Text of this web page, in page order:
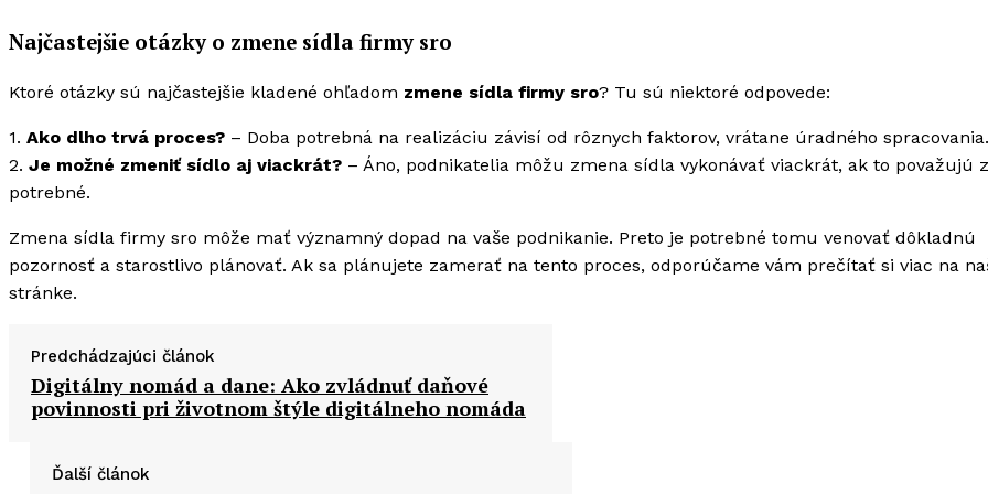
Najčastejšie otázky o zmene sídla firmy sro
Ktoré otázky sú najčastejšie kladené ohľadom zmene sídla firmy sro? Tu sú niektoré odpovede:
1. Ako dlho trvá proces? – Doba potrebná na realizáciu závisí od rôznych faktorov, vrátane úradného spracovania.
2. Je možné zmeniť sídlo aj viackrát? – Áno, podnikatelia môžu zmena sídla vykonávať viackrát, ak to považujú
potrebné.
Zmena sídla firmy sro môže mať významný dopad na vaše podnikanie. Preto je potrebné tomu venovať dôkladnú
pozornosť a starostlivo plánovať. Ak sa plánujete zamerať na tento proces, odporúčame vám prečítať si viac na
stránke.
Predchádzajúci článok
Digitálny nomád a dane: Ako zvládnuť daňové
povinnosti pri životnom štýle digitálneho nomáda
Ďalší článok